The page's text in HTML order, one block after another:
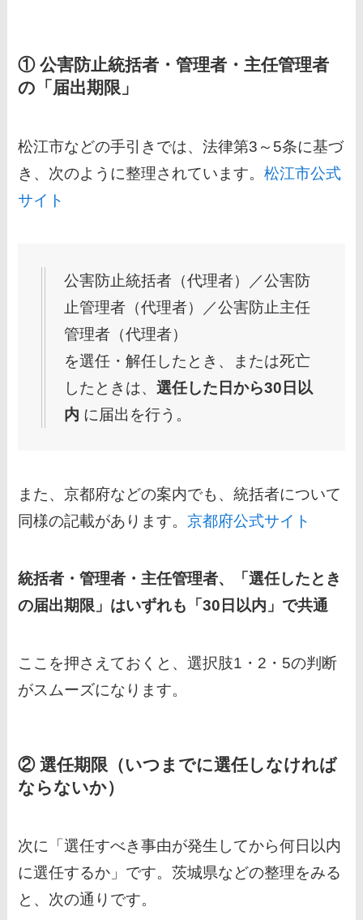
① 公害防止統括者・管理者・主任管理者
の「届出期限」
松江市などの手引きでは、法律第3～5条に基づ
き、次のように整理されています。松江市公式
サイト
公害防止統括者（代理者）／公害防
止管理者（代理者）／公害防止主任
管理者（代理者）
を選任・解任したとき、または死亡
したときは、 選任した日から30日以
内 に届出を行う。
また、京都府などの案内でも、統括者について
同様の記載があります。京都府公式サイト
統括者・管理者・主任管理者、「選任したとき
の届出期限」はいずれも「30日以内」で共通
ここを押さえておくと、選択肢1・2・5の判断
がスムーズになります。
② 選任期限（いつまでに選任しなければ
ならないか）
次に「選任すべき事由が発生してから何日以内
に選任するか」です。茨城県などの整理をみる
と、次の通りです。